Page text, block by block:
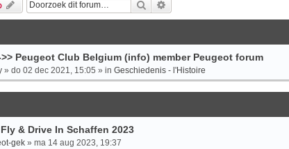
Zoek
>> Peugeot Club Belgium (info) member Peugeot forum
» do 02 dec 2021, 15:05 » in Geschiedenis - l'Histoire
& Drive In Schaffen 2023
gek » ma 14 aug 2023, 19:37